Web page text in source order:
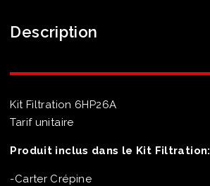
Description
Kit Filtration 6HP26A
Tarif unitaire
Produit inclus dans le Kit Filtration:
-Carter Crépine